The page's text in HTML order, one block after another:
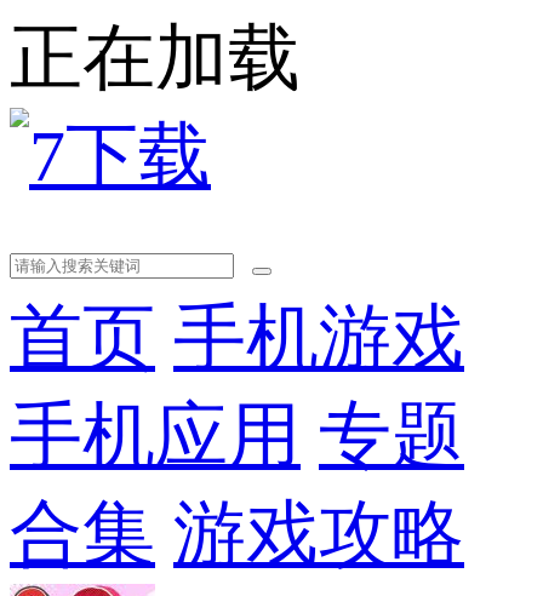
正在加载
首页 手机游戏
手机应用 专题
合集 游戏攻略